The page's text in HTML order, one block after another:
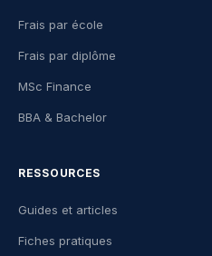
Frais par école
Frais par diplôme
MSc Finance
BBA & Bachelor
RESSOURCES
Guides et articles
Fiches pratiques